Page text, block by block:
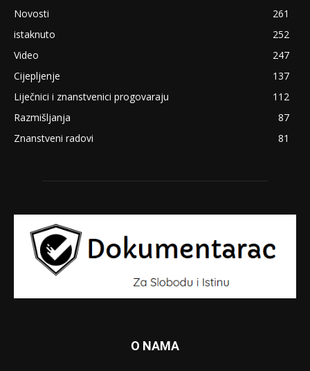
Novosti
261
istaknuto
252
Video
247
Cijepljenje
137
Liječnici i znanstvenici progovaraju
112
Razmišljanja
87
Znanstveni radovi
81
O NAMA